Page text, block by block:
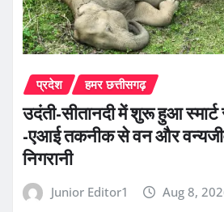
प्रदेश हमर छत्तीसगढ़
उदंती-सीतानदी में शुरू हुआ स्मार्ट
-एआई तकनीक से वन और
निगरानी
Junior Editor1 Aug 8,